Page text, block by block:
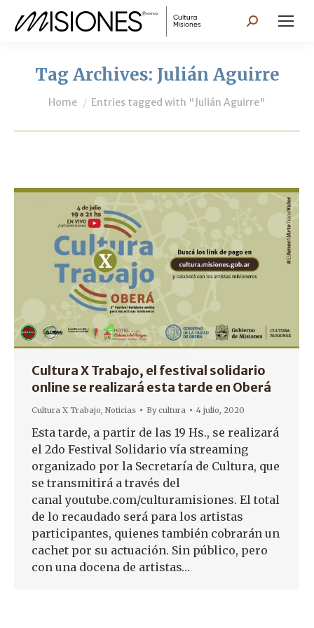
Search:
Tag Archives: Julián Aguirre
You are here:
Home Entries tagged with "Julián Aguirre"
Cultura X Trabajo, el festival solidario
online se realizará esta tarde en Oberá
Cultura X Trabajo, Noticias Bycultura 4 julio, 2020
Esta tarde, a partir de las 19 Hs., se realizará
el 2do Festival Solidario vía streaming
organizado por la Secretaría de Cultura, que
se transmitirá a través del
canal youtube.com/culturamisiones. El total
de lo recaudado será para los artistas
participantes, quienes también cobrarán un
cachet por su actuación. Sin público, pero
con una docena de artistas…